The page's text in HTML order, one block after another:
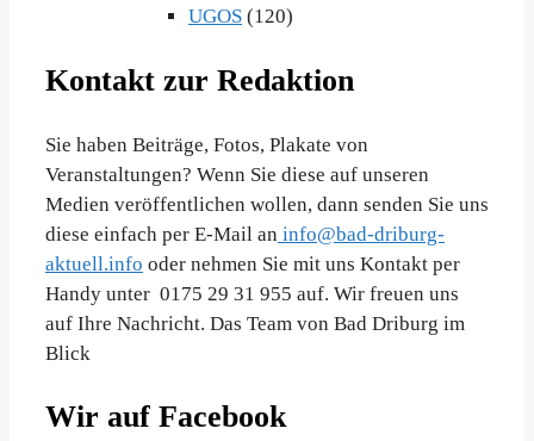
UGOS (120)
Kontakt zur Redaktion
Sie haben Beiträge, Fotos, Plakate von
Veranstaltungen? Wenn Sie diese auf unseren
Medien veröffentlichen wollen, dann senden Sie uns
diese einfach per E-Mail an info@bad-driburg-
aktuell.info oder nehmen Sie mit uns Kontakt per
Handy unter 0175 29 31 955 auf. Wir freuen uns
auf Ihre Nachricht. Das Team von Bad Driburg im
Blick
Wir auf Facebook